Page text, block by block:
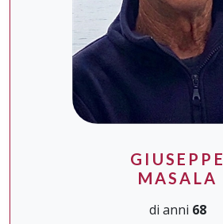
GIUSEPPE
MASALA
di anni 68